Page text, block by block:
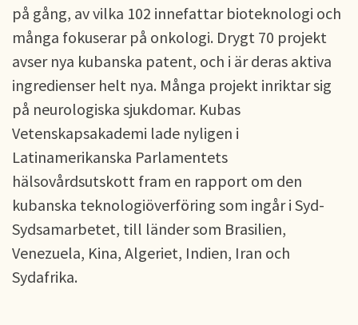
på gång, av vilka 102 innefattar bioteknologi och
många fokuserar på onkologi. Drygt 70 projekt
avser nya kubanska patent, och i är deras aktiva
ingredienser helt nya. Många projekt inriktar sig
på neurologiska sjukdomar. Kubas
Vetenskapsakademi lade nyligen i
Latinamerikanska Parlamentets
hälsovårdsutskott fram en rapport om den
kubanska teknologiöverföring som ingår i Syd-
Sydsamarbetet, till länder som Brasilien,
Venezuela, Kina, Algeriet, Indien, Iran och
Sydafrika.